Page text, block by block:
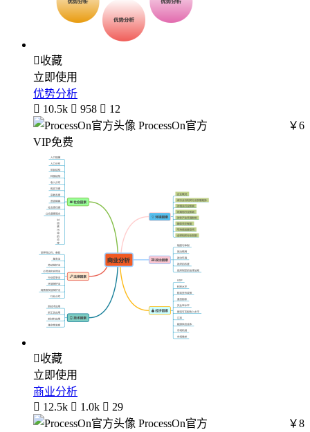
收藏
立即使用
优势分析
 10.5k  958  12
ProcessOn官方
￥6
VIP免费
收藏
立即使用
商业分析
 12.5k  1.0k  29
ProcessOn官方
￥8